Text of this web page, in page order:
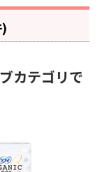
カテゴリで